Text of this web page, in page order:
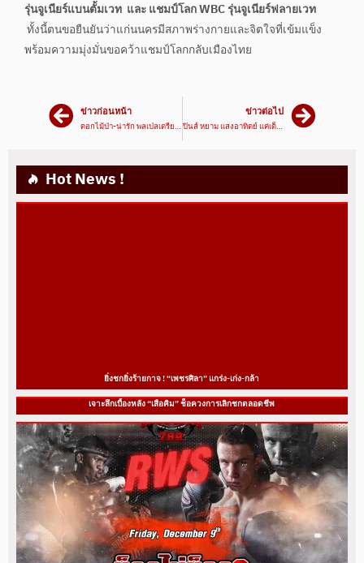
รุ่นจูเนียร์แบนตั้มเวท และ แชมป์โลก WBC รุ่นจูเนียร์ฟลายเวท
ทั้งนี้ตนขอยืนยันว่าแก่นนครมีสภาพร่างกายและจิตใจที่เข้มแข็ง
พร้อมความมุ่งมั่นขอคว้าแชมป์โลกกลับเมืองไทย
ข่าวก่อนหน้า
ดอกไม้ป่า-น่ารัก พลเปลเตรียมหามแพทย์สนามเตรียมพร้อม
ข่าวต่อไป
ปินส์ หยาม แสงอาทิตย์ แค่เด็กน้อย เอี๊ยง หวั่น ประสบการณ์ ทำเจ๊ง!
Hot News !
ยิ่งชกยิ่งร้ายกาจ ! “เพชรศิลา” แกร่ง-เก่ง-กล้า
เจาะลึกเบื้องหลัง “เสือคิม” ช็อควงการเลิกชกตลอดชีพ